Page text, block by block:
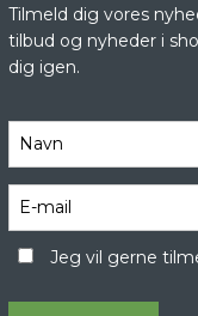
Tilmeld dig vores
tilbud og nyheder i
dig igen.
Jeg vil gerne